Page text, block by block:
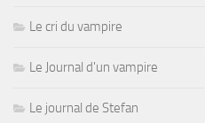
Le cri du vampire
Le Journal d'un vampire
Le journal de Stefan